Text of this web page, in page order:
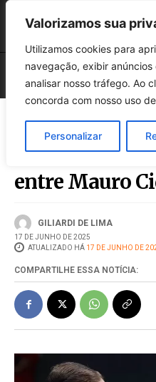
Valorizamos sua
Utilizamos cookies para
navegação, exibir
analisar nosso tráfego. Ao
concorda com nosso uso
Personalizar
Moraes
entre Mauro
GILIARDI DE LIMA
17 DE JUNHO DE 2025
ATUALIZADO HÁ 17 DE JUNHO DE
COMPARTILHE ESSA NOTÍCIA: